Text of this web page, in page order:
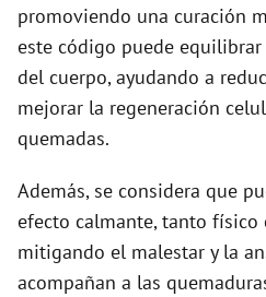
promoviendo una curación
este código puede
del cuerpo, ayudando a
mejorar la regeneración
quemadas.
Además, se considera que
efecto calmante, tanto físico
mitigando el malestar y la
acompañan a las